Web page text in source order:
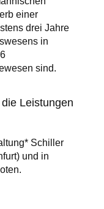
einer
drei Jahre
in
sind.
Leistungen
Schiller
und in